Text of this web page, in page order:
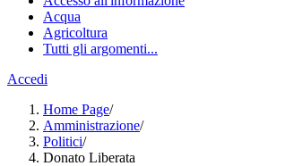
Acqua
Agricoltura
Tutti gli argomenti...
Accedi
Home Page/
Amministrazione/
Politici/
Donato Liberata